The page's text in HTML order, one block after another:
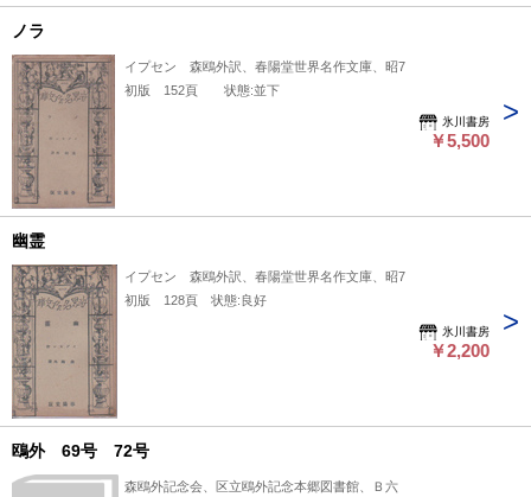
ノラ
イプセン 森鴎外訳、春陽堂世界名作文庫、昭7
初版 152頁 状態:並下
氷川書房
￥5,500
幽霊
イプセン 森鴎外訳、春陽堂世界名作文庫、昭7
初版 128頁 状態:良好
氷川書房
￥2,200
鴎外 69号 72号
森鴎外記念会、区立鴎外記念本郷図書館、Ｂ六